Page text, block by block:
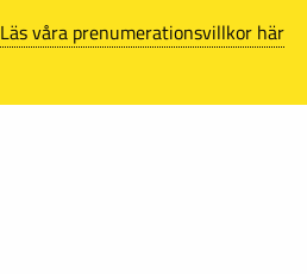
Läs våra prenumerationsvillkor här